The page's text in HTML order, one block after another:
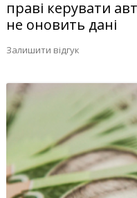
праві керувати
не оновить дані
Залишити відгук